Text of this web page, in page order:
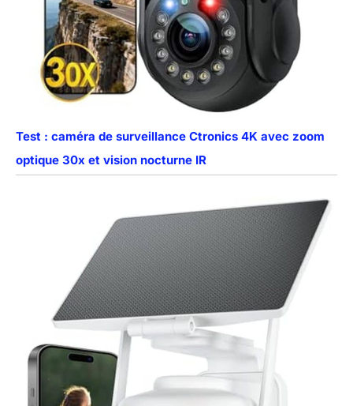
Test : caméra de surveillance Ctronics 4K avec zoom
optique 30x et vision nocturne IR